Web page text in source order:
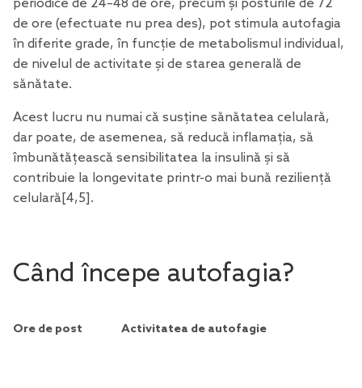
periodice de 24–48 de ore, precum și posturile de 72
de ore (efectuate nu prea des), pot stimula autofagia
în diferite grade, în funcție de metabolismul individual,
de nivelul de activitate și de starea generală de
sănătate.
Acest lucru nu numai că susține sănătatea celulară,
dar poate, de asemenea, să reducă inflamația, să
îmbunătățească sensibilitatea la insulină și să
contribuie la longevitate printr-o mai bună reziliență
celulară[4,5].
Când începe autofagia?
Ore de post Activitatea de autofagie